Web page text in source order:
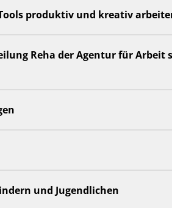
produktiv und kreativ
Reha der Agentur für
und Jugendlichen